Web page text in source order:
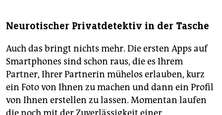
Neurotischer Privatdetektiv in der Tasche
Auch das bringt nichts mehr. Die ersten Apps auf
Smartphones sind schon raus, die es Ihrem
Partner, Ihrer Partnerin mühelos erlauben, kurz
ein Foto von Ihnen zu machen und dann ein Profil
von Ihnen erstellen zu lassen. Momentan laufen